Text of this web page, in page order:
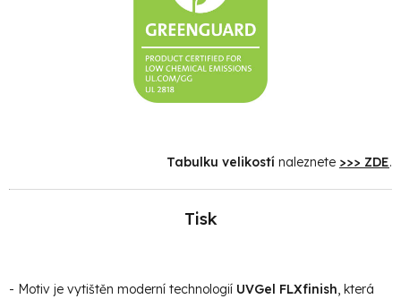
Tabulku velikostí naleznete >>> ZDE.
Tisk
- Motiv je vytištěn moderní technologií UVGel FLXfinish, která